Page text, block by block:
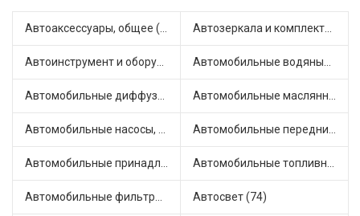
Автоаксессуары, общее (2) Автозеркала и комплектующие (29)
Автоинструмент и оборудование (10) Автомобильные водяные насосы (30)
Автомобильные диффузоры и вентиляторы (4) Автомобильные маслянные насосы (13)
Автомобильные насосы, компрессоры и манометры (1) Автомобильные передние фары (22)
Автомобильные принадлежности и аксессуары (10) Автомобильные топливные насосы (42)
Автомобильные фильтры (1) Автосвет (74)